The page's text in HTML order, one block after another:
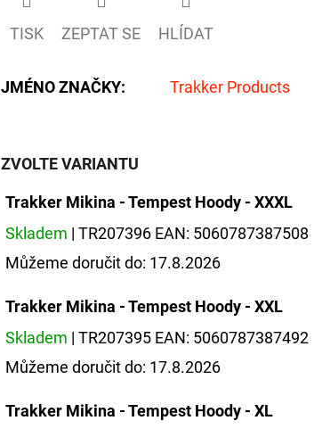
TISK ZEPTAT SE HLÍDAT
JMÉNO ZNAČKY: Trakker Products
ZVOLTE VARIANTU
Trakker Mikina - Tempest Hoody - XXXL
Skladem | TR207396 EAN: 5060787387508
Můžeme doručit do: 17.8.2026
Trakker Mikina - Tempest Hoody - XXL
Skladem | TR207395 EAN: 5060787387492
Můžeme doručit do: 17.8.2026
Trakker Mikina - Tempest Hoody - XL